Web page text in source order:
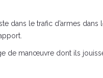
dans le trafic d’armes
de manœuvre dont ils